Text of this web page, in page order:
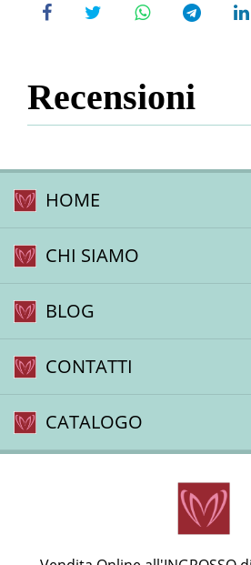
Recensioni
HOME
CHI SIAMO
BLOG
CONTATTI
CATALOGO